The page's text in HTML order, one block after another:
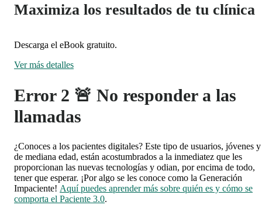
Maximiza los resultados de tu clínica
Descarga el eBook gratuito.
Ver más detalles
Error 2 🚨 No responder a las
llamadas
¿Conoces a los pacientes digitales? Este tipo de usuarios, jóvenes y
de mediana edad, están acostumbrados a la inmediatez que les
proporcionan las nuevas tecnologías y odian, por encima de todo,
tener que esperar. ¡Por algo se les conoce como la Generación
Impaciente! Aquí puedes aprender más sobre quién es y cómo se
comporta el Paciente 3.0.